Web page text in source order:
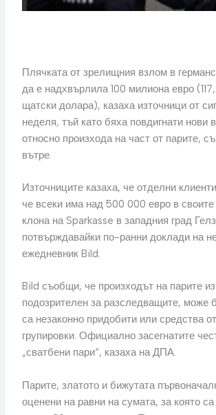
Плячката от зрелищния взлом в
да е надхвърлила 100 милиона евро
щатски долара), казаха източници от
неделя, тъй като бяха повдигнати нови
относно произхода на част от парите,
вътре.
Източниците казаха, че отделни
че всеки има над 500 000 евро в
клона на Sparkasse в западния град
потвърждавайки по-ранни доклади на
ежедневник Bild.
Bild съобщи, че произходът на парите
подозрителен за разследващите, може
са незаконно придобити или средства
групировки. Официално засегнатите
„сватбени пари“, казаха на ДПА.
Парите, златото и бижутата
оценени на равни на сумата, за която